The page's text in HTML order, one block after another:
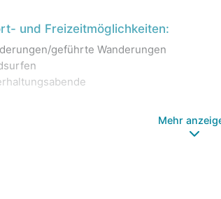
und Freizeitmöglichkeiten:
geführte Wanderungen
Mehr